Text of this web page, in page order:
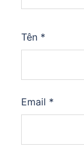
Tên *
Email *